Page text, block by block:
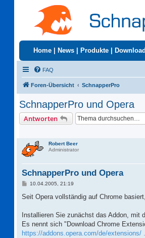
Home News Produkte Download
FAQ
Foren-Übersicht SchnapperPro
SchnapperPro und Opera
Antworten
Robert Beer
Administrator
SchnapperPro und Opera
B
i
a
10.04.2005, 21:19
Seit Opera vollständig auf Chrome
Installieren Sie zunächst das Addon, mit
Es nennt sich "Download Chrome
https://addons.opera.com/de/extensions/